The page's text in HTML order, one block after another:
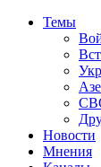
Темы
Новости
Мнения